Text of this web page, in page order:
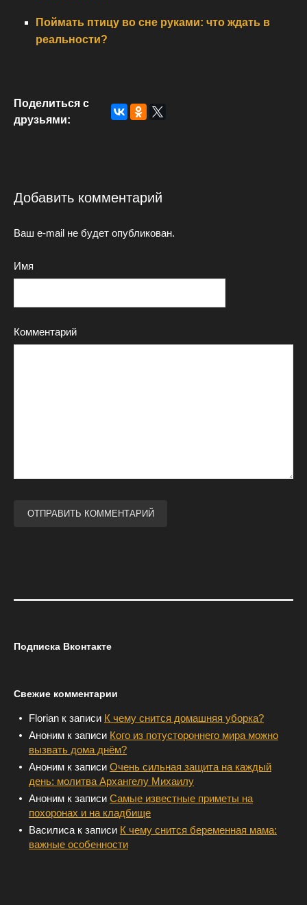
Поймать птицу во сне руками: что ждать в
реальности?
Поделиться с
друзьями:
Добавить комментарий
Ваш e-mail не будет опубликован.
Имя
Комментарий
Подписка Вконтакте
Свежие комментарии
Florian к записи К чему снится домашняя уборка?
Аноним к записи Кого из потустороннего мира можно
вызвать дома днём?
Аноним к записи Очень сильная защита на каждый
день: молитва Архангелу Михаилу
Аноним к записи Самые известные приметы на
похоронах и на кладбище
Василиса к записи К чему снится беременная мама:
важные особенности